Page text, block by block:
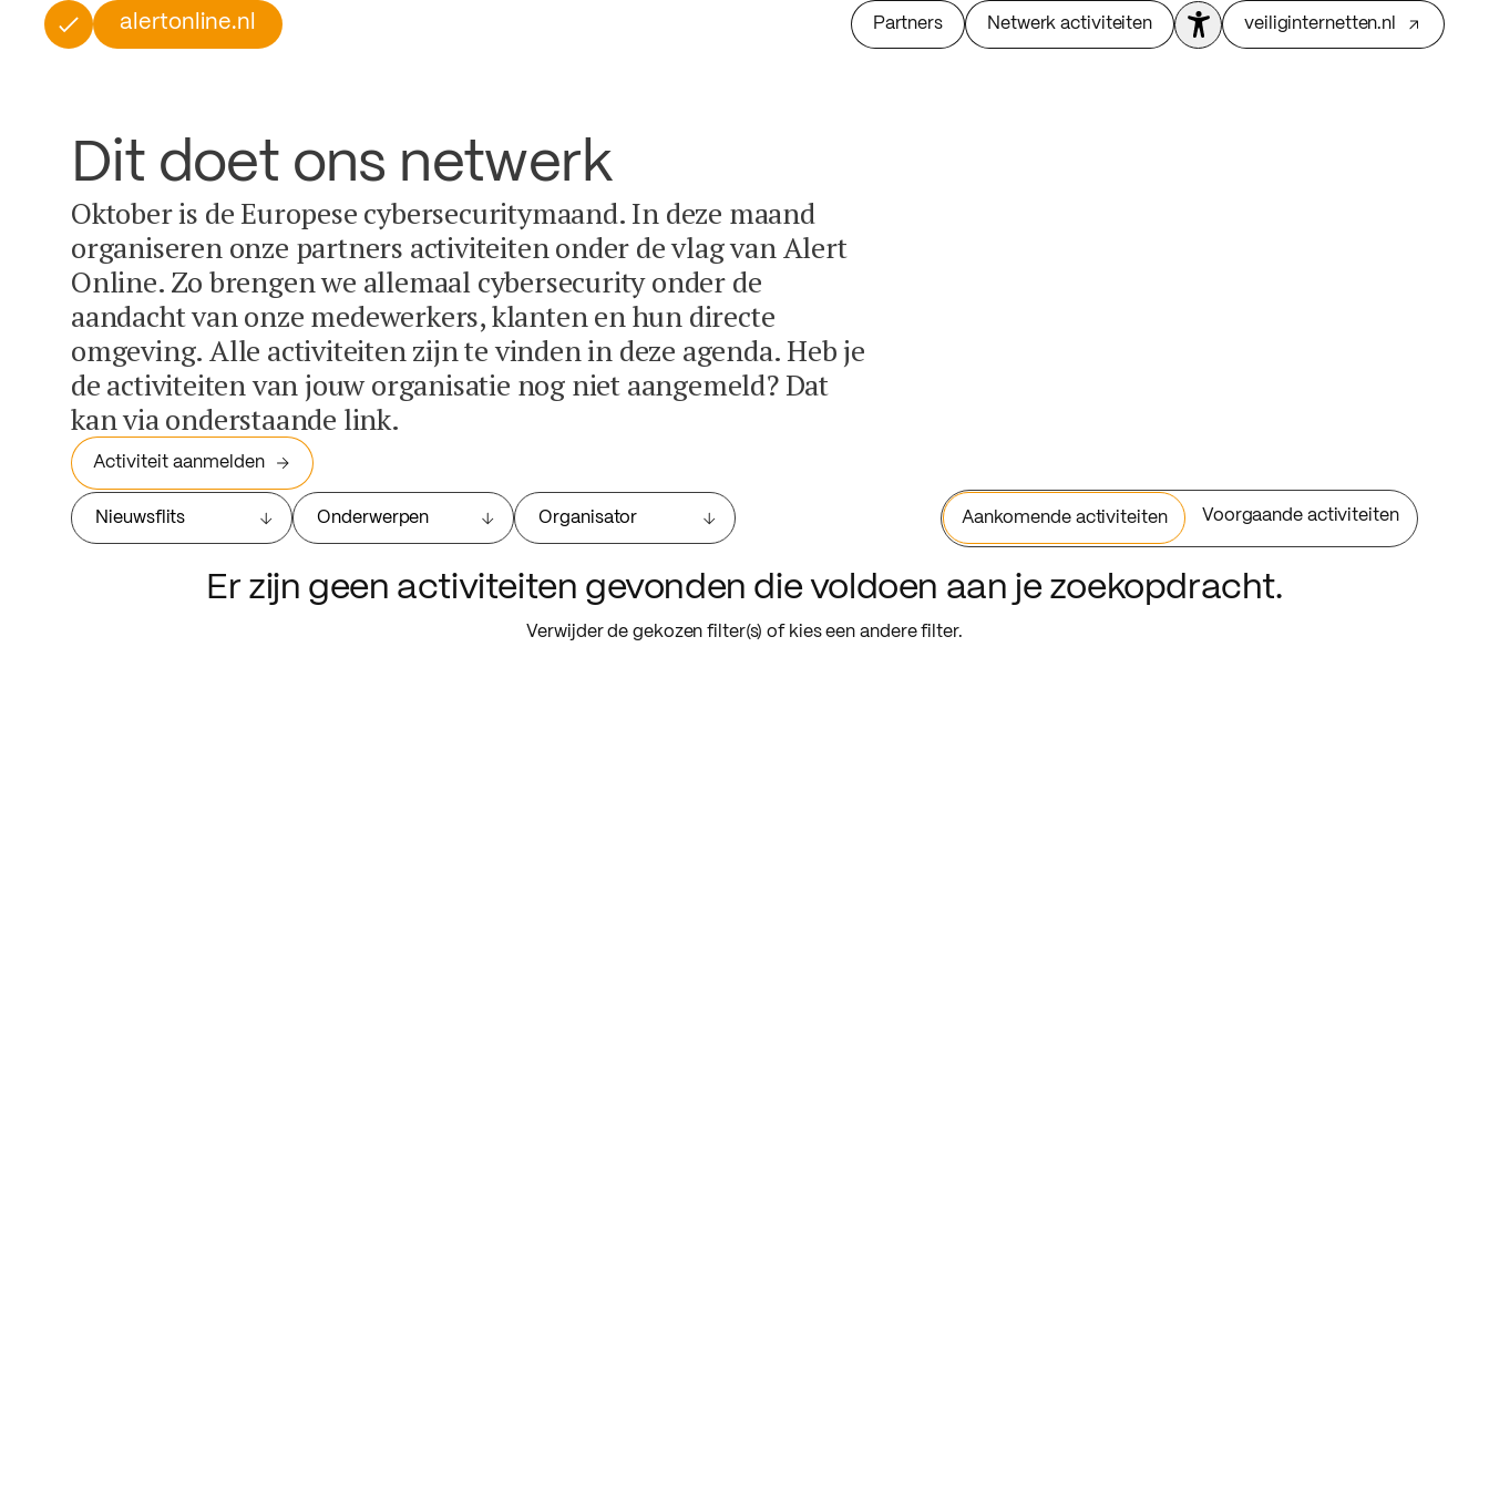
alertonline.nl Partners Netwerk activiteiten veiliginternetten.nl
Dit doet ons netwerk
Oktober is de Europese cybersecuritymaand. In deze maand
organiseren onze partners activiteiten onder de vlag van Alert
Online. Zo brengen we allemaal cybersecurity onder de
aandacht van onze medewerkers, klanten en hun directe
omgeving. Alle activiteiten zijn te vinden in deze agenda. Heb je
de activiteiten van jouw organisatie nog niet aangemeld? Dat
kan via onderstaande link.
Activiteit aanmelden
Nieuwsflits Onderwerpen Organisator Aankomende activiteiten Voorgaande activiteiten
Er zijn geen activiteiten gevonden die voldoen aan je zoekopdracht.
Verwijder de gekozen filter(s) of kies een andere filter.